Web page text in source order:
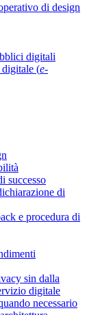
di design
digitali
digitale (e-
successo
di
e procedura di
sin dalla
digitale
necessario